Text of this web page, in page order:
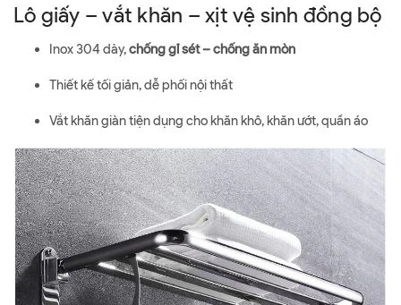
Lô giấy – vắt khăn – xịt vệ sinh đồng bộ
Inox 304 dày,chống gỉ sét – chống ăn mòn
Thiết kế tối giản, dễ phối nội thất
Vắt khăn giàn tiện dụng cho khăn khô, khăn ướt, quần áo